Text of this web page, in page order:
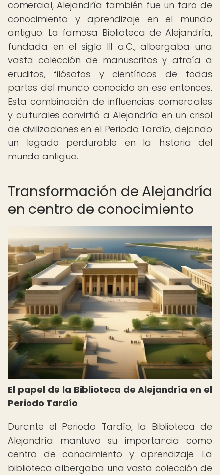
comercial, Alejandría también fue un faro de
conocimiento y aprendizaje en el mundo
antiguo. La famosa Biblioteca de Alejandría,
fundada en el siglo III a.C., albergaba una
vasta colección de manuscritos y atraía a
eruditos, filósofos y científicos de todas
partes del mundo conocido en ese entonces.
Esta combinación de influencias comerciales
y culturales convirtió a Alejandría en un crisol
de civilizaciones en el Periodo Tardío, dejando
un legado perdurable en la historia del
mundo antiguo.
Transformación de Alejandría
en centro de conocimiento
El papel de la Biblioteca de Alejandría en el
Periodo Tardío
Durante el Periodo Tardío, la Biblioteca de
Alejandría mantuvo su importancia como
centro de conocimiento y aprendizaje. La
biblioteca albergaba una vasta colección de